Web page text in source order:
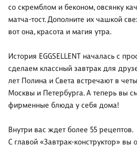
со скремблом и беконом, овсянку
матча-тост. Дополните их чашкой
вот она, красота и магия утра.
История EGGSELLENT началась с
сделаем классный завтрак для
лет Полина и Света встречают в
Москвы и Петербурга. А теперь вы
фирменные блюда у себя дома!
Внутри вас ждет более 55 рецептов.
С главой «Завтрак-конструктор» вы